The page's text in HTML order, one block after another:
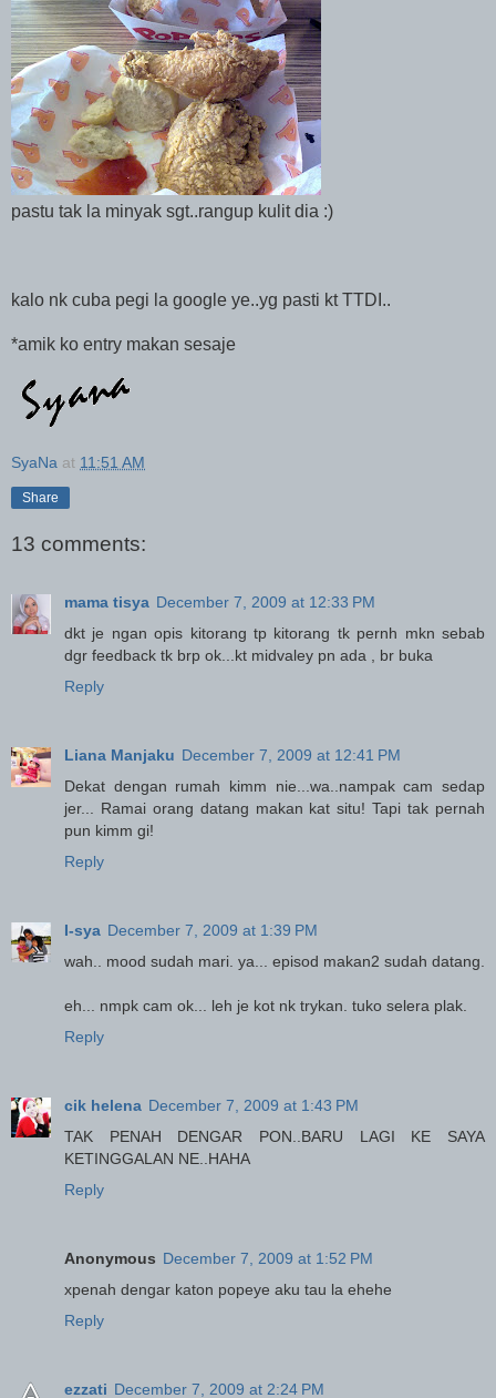
pastu tak la minyak sgt..rangup kulit dia :)
kalo nk cuba pegi la google ye..yg pasti kt TTDI..
*amik ko entry makan sesaje
SyaNa at 11:51 AM
Share
13 comments:
mama tisya December 7, 2009 at 12:33 PM
dkt je ngan opis kitorang tp kitorang tk pernh mkn sebab
dgr feedback tk brp ok...kt midvaley pn ada , br buka
Reply
Liana Manjaku December 7, 2009 at 12:41 PM
Dekat dengan rumah kimm nie...wa..nampak cam sedap
jer... Ramai orang datang makan kat situ! Tapi tak pernah
pun kimm gi!
Reply
I-sya December 7, 2009 at 1:39 PM
wah.. mood sudah mari. ya... episod makan2 sudah datang.
eh... nmpk cam ok... leh je kot nk trykan. tuko selera plak.
Reply
cik helena December 7, 2009 at 1:43 PM
TAK PENAH DENGAR PON..BARU LAGI KE SAYA
KETINGGALAN NE..HAHA
Reply
Anonymous December 7, 2009 at 1:52 PM
xpenah dengar katon popeye aku tau la ehehe
Reply
ezzati December 7, 2009 at 2:24 PM